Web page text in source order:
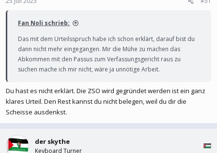
Fan Noli schrieb:
Das mit dem Urteilsspruch habe ich schon erklärt, darauf bist du
dann nicht mehr eingegangen. Mir die Mühe zu machen das
Abkommen mit den Passus zum Verfassungsgericht raus zu
suchen mache ich mir nicht, wäre ja unnötige Arbeit.
Du hast es nicht erklärt. Die ZSO wird gegründet werden ist ein ganz
klares Urteil. Den Rest kannst du nicht belegen, weil du dir die
Scheisse ausdenkst.
der skythe
Keyboard Turner